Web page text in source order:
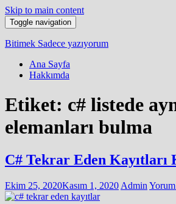
Skip to main content
Toggle navigation
Bitimek Sadece yazıyorum
Ana Sayfa
Hakkımda
Etiket: c# listede
elemanları bulma
C# Tekrar Eden Kayıtları
Ekim 25, 2020Kasım 1, 2020 Admin Yorum